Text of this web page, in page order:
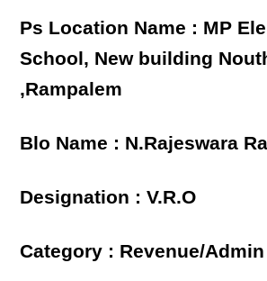
Ps Location Name : MP
School, New building
,Rampalem
Blo Name : N.Rajeswara
Designation : V.R.O
Category : Revenue/Admin